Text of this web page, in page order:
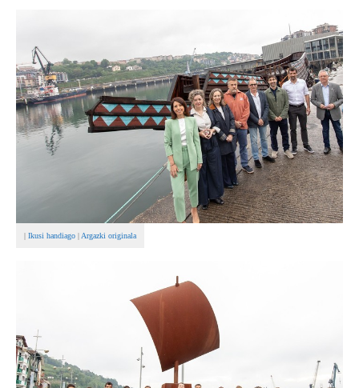
ARGAZKIAK
... AUKERA GEHIAGO
| Ikusi handiago | Argazki originala